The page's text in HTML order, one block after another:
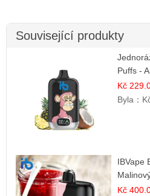
Související produkty
Puffs -
Kč
Byla：
IBVape
příchuť
Kč